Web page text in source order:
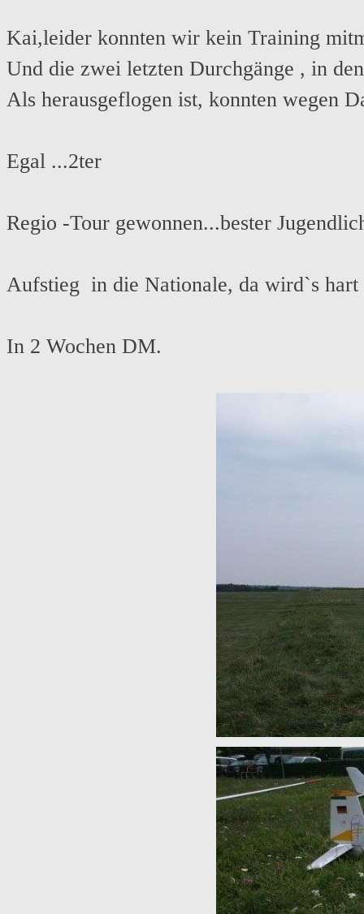
Kai,leider konnten wir kein Training
Und die zwei letzten Durchgänge , in
Als herausgeflogen ist, konnten wegen
Egal ...2ter
Regio -Tour gewonnen...bester
Aufstieg in die Nationale, da wird`s hart
In 2 Wochen DM.